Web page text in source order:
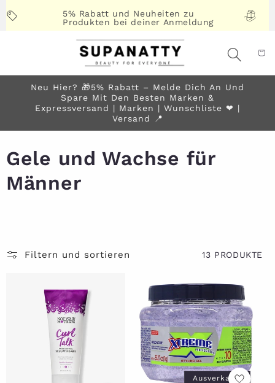
5% Rabatt und Neuheiten zu
Produkten bei deiner Anmeldung
Neu Hier? 🎁5% Rabatt – Melde Dich An Und
Spare Mit Den Besten Marken &
Expressversand | Marken | Wunschliste ❤︎ |
Versand 📍
Gele und Wachse für
Männer
Filtern und sortieren 13 PRODUKTE
Ausverkauft